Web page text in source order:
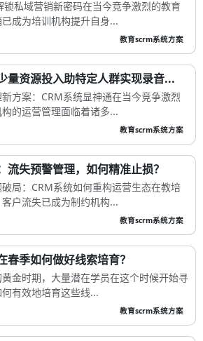
锁私域营销新密码在当今竞争激烈的教育
成为培训机构提升自身...
教育scrm系统方案
量资源投入助特定人群实现录音...
方案：CRM系统显神通在当今竞争激烈
的运营管理面临着诸多...
教育scrm系统方案
流失预警管理，如何精准止损？
局：CRM系统如何重构运营生态在教培
户流失已成为制约机构...
教育scrm系统方案
春季如何做好线索培育？
金时期，大量潜在学员在这个时候开始寻
有效地培育这些线...
教育scrm系统方案